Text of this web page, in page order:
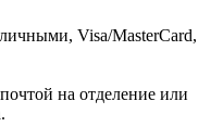
Visa/MasterCard,
на отделение или